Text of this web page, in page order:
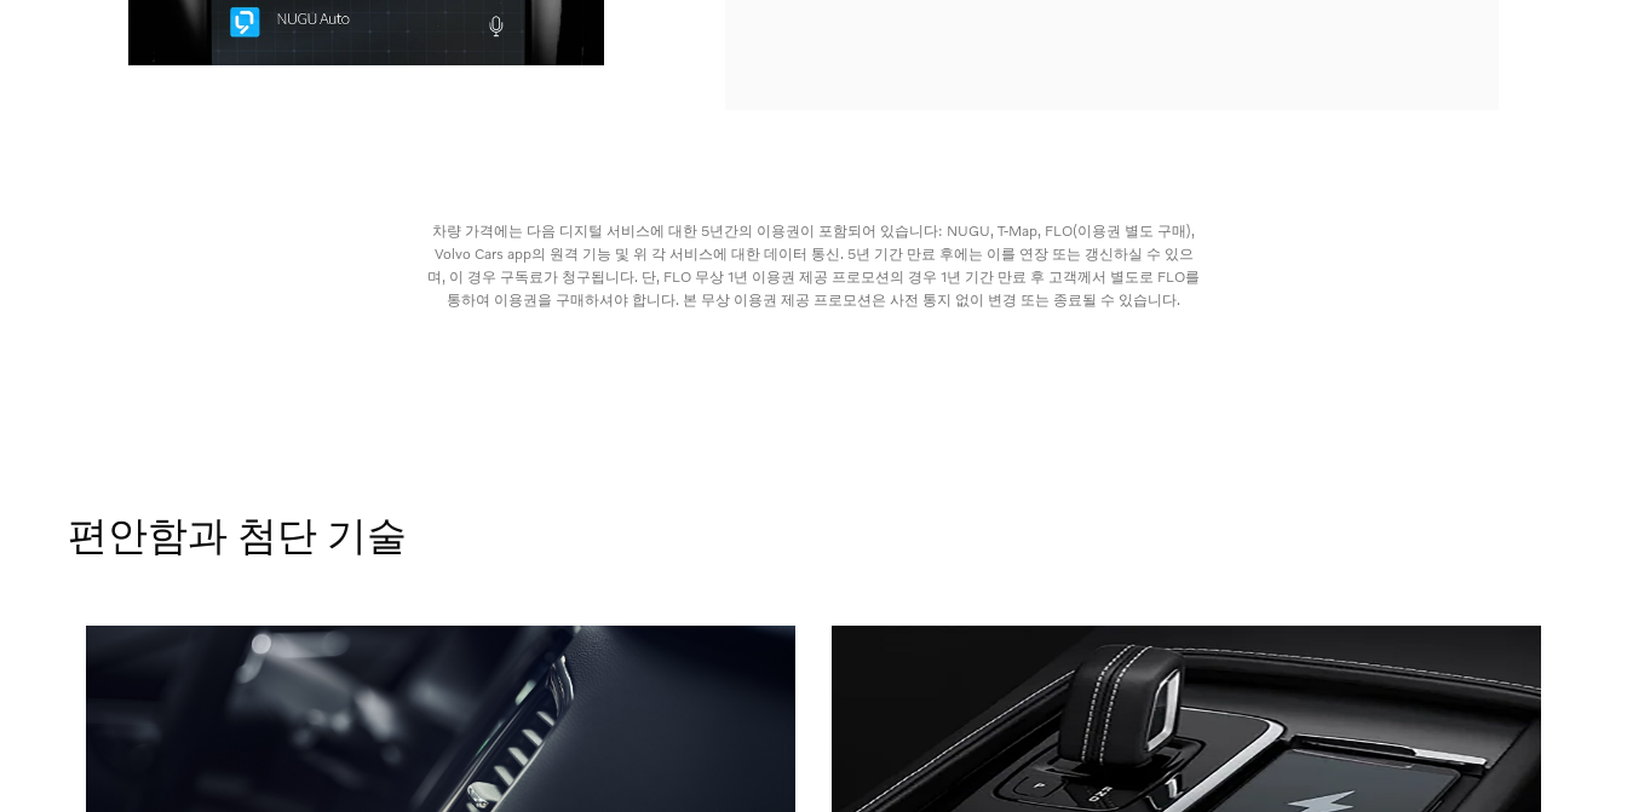
차량 가격에는 다음 디지털 서비스에 대한 5년간의 이용권이 포함되어 있습니다: NUGU, T-Map, FLO(이용권 별도 구매),
Volvo Cars app의 원격 기능 및 위 각 서비스에 대한 데이터 통신. 5년 기간 만료 후에는 이를 연장 또는 갱신하실 수 있으
며, 이 경우 구독료가 청구됩니다. 단, FLO 무상 1년 이용권 제공 프로모션의 경우 1년 기간 만료 후 고객께서 별도로 FLO를
통하여 이용권을 구매하셔야 합니다. 본 무상 이용권 제공 프로모션은 사전 통지 없이 변경 또는 종료될 수 있습니다.
편안함과 첨단 기술